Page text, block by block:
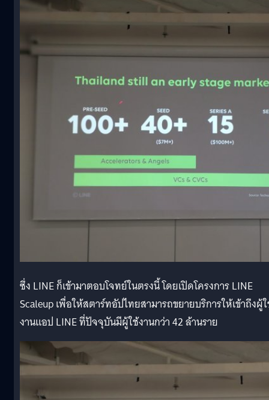
ซึ่ง LINE ก็เข้ามาตอบโจทย์ในตรงนี้ โดยเปิดโครงการ LINE
Scaleup เพื่อให้สตาร์ทอัปไทยสามารถขยายบริการให้เข้าถึงผู้
งานแอป LINE ที่ปัจจุบันมีผู้ใช้งานกว่า 42 ล้านราย